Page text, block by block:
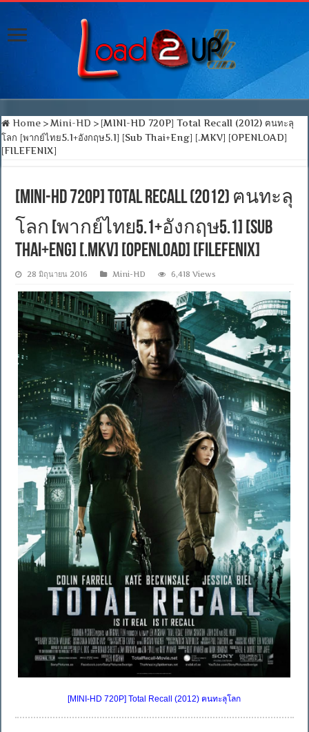
Home > Mini-HD > [MINI-HD 720P] Total Recall (2012) ฅนทะลุ
โลก [พากย์ไทย5.1+อังกฤษ5.1] [Sub Thai+Eng] [.MKV] [OPENLOAD]
[FILEFENIX]
[MINI-HD 720P] Total Recall (2012) ฅนทะลุ
โลก [พากย์ไทย5.1+อังกฤษ5.1] [Sub
Thai+Eng] [.MKV] [OPENLOAD] [FILEFENIX]
28 มิถุนายน 2016 Mini-HD 6,418 Views
[MINI-HD 720P] Total Recall (2012) ฅนทะลุโลก